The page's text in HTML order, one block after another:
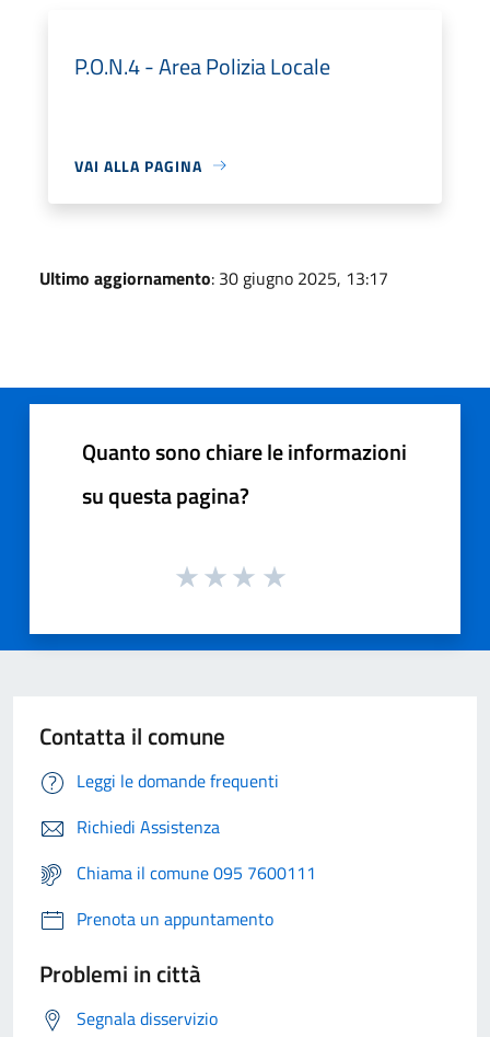
P.O.N.4 - Area Polizia Locale
VAI ALLA PAGINA
Ultimo aggiornamento: 30 giugno 2025, 13:17
Quanto sono chiare le informazioni
su questa pagina?
Contatta il comune
Leggi le domande frequenti
Richiedi Assistenza
Chiama il comune 095 7600111
Prenota un appuntamento
Problemi in città
Segnala disservizio